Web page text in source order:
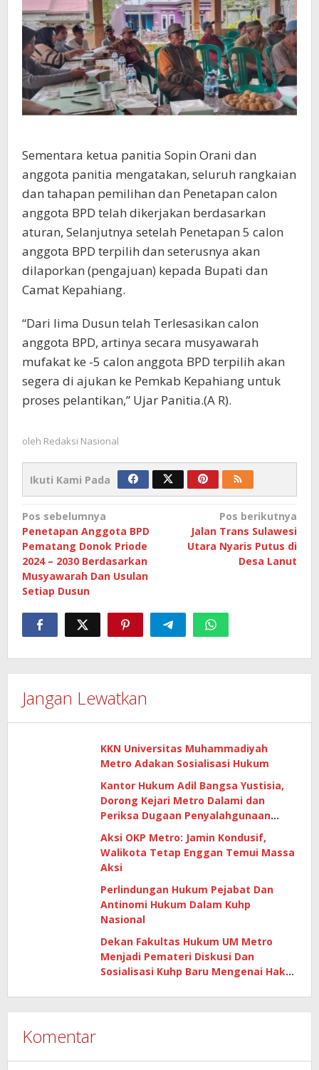
Sementara ketua panitia Sopin Orani dan
anggota panitia mengatakan, seluruh rangkaian
dan tahapan pemilihan dan Penetapan calon
anggota BPD telah dikerjakan berdasarkan
aturan, Selanjutnya setelah Penetapan 5 calon
anggota BPD terpilih dan seterusnya akan
dilaporkan (pengajuan) kepada Bupati dan
Camat Kepahiang.
“Dari lima Dusun telah Terlesasikan calon
anggota BPD, artinya secara musyawarah
mufakat ke -5 calon anggota BPD terpilih akan
segera di ajukan ke Pemkab Kepahiang untuk
proses pelantikan,” Ujar Panitia.(A R).
oleh Redaksi Nasional
Ikuti Kami Pada
Navigasi
pos
Pos sebelumnya
Penetapan Anggota BPD
Pematang Donok Priode
2024 – 2030 Berdasarkan
Musyawarah Dan Usulan
Setiap Dusun
Pos berikutnya
Jalan Trans Sulawesi
Utara Nyaris Putus di
Desa Lanut
Jangan Lewatkan
KKN Universitas Muhammadiyah
Metro Adakan Sosialisasi Hukum
Kantor Hukum Adil Bangsa Yustisia,
Dorong Kejari Metro Dalami dan
Periksa Dugaan Penyalahgunaan
Lahan Aset Pemkot Metro
Aksi OKP Metro: Jamin Kondusif,
Walikota Tetap Enggan Temui Massa
Aksi
Perlindungan Hukum Pejabat Dan
Antinomi Hukum Dalam Kuhp
Nasional
Dekan Fakultas Hukum UM Metro
Menjadi Pemateri Diskusi Dan
Sosialisasi Kuhp Baru Mengenai Hak
Komentar